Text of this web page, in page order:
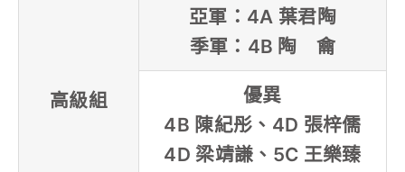
高級組
亞軍：4A 葉君陶
季軍：4B 陶 龠
優異
4B 陳紀彤、4D 張梓儒
4D 梁靖謙、5C 王樂臻